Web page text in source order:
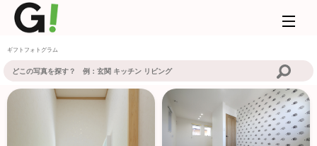
ギフトフォトグラム